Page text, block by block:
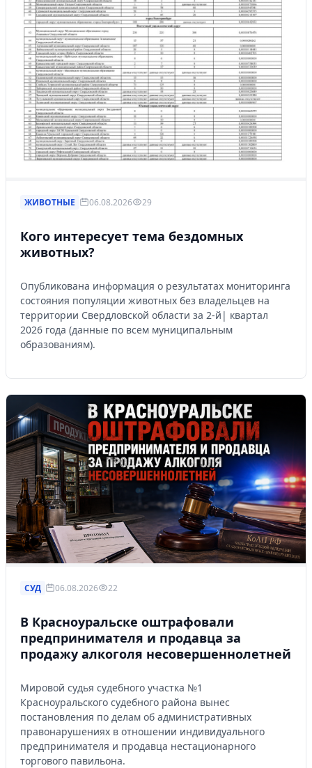
ЖИВОТНЫЕ 06.08.2026 29
Кого интересует тема бездомных
животных?
Опубликована информация о результатах мониторинга
состояния популяции животных без владельцев на
территории Свердловской области за 2-й| квартал
2026 года (данные по всем муниципальным
образованиям).
СУД 06.08.2026 22
В Красноуральске оштрафовали
предпринимателя и продавца за
продажу алкоголя несовершеннолетней
Мировой судья судебного участка №1
Красноуральского судебного района вынес
постановления по делам об административных
правонарушениях в отношении индивидуального
предпринимателя и продавца нестационарного
торгового павильона.